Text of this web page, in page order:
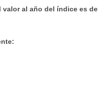
valor al año del índice es de